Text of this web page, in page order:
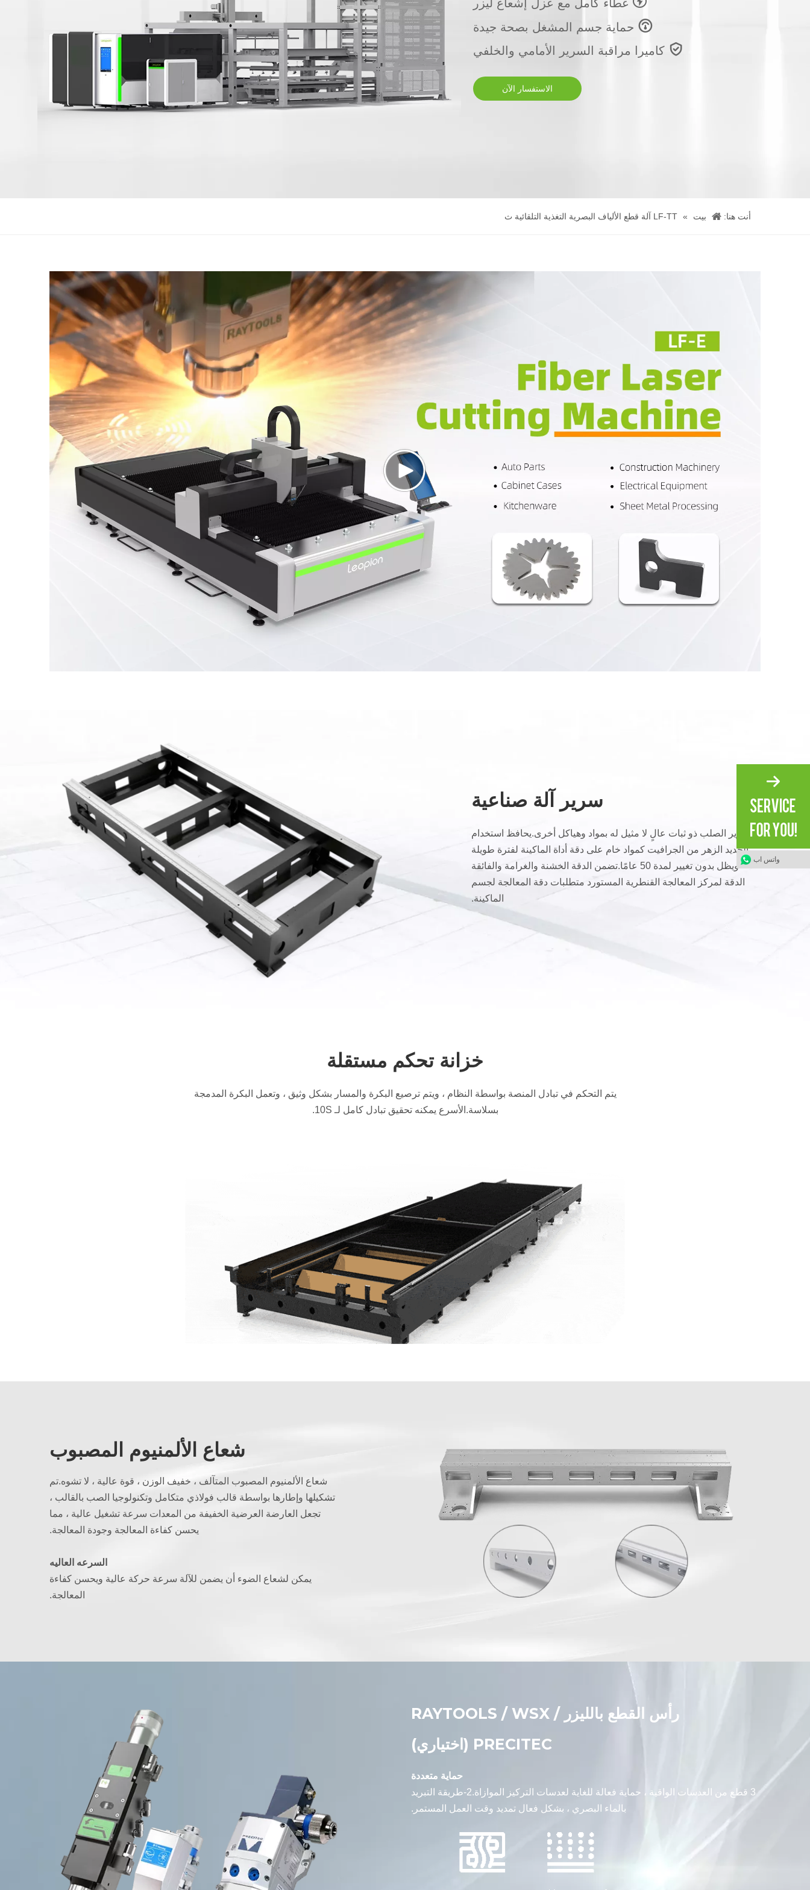
غطاء كامل مع عزل إشعاع ليزر
 حماية جسم المشغل بصحة جيدة
 كاميرا مراقبة السرير الأمامي والخلفي
الاستفسار الآن
أنت هنا: بيت » LF-TT آلة قطع الألياف البصرية التغذية التلقائية ث
سرير آلة صناعية
السرير الصلب ذو ثبات عالٍ لا مثيل له بمواد وهياكل أخرى.يحافظ استخدام
الحديد الزهر من الجرافيت كمواد خام على دقة أداة الماكينة لفترة طويلة
ويظل بدون تغيير لمدة 50 عامًا.تضمن الدقة الخشنة والغرامة والفائقة
الدقة لمركز المعالجة القنطرية المستورد متطلبات دقة المعالجة لجسم
الماكينة.
خزانة تحكم مستقلة
يتم التحكم في تبادل المنصة بواسطة النظام ، ويتم ترصيع البكرة والمسار بشكل وثيق ، وتعمل البكرة المدمجة
بسلاسة.الأسرع يمكنه تحقيق تبادل كامل لـ 10S.
شعاع الألمنيوم المصبوب
شعاع الألمنيوم المصبوب المتآلف ، خفيف الوزن ، قوة عالية ، لا تشوه.تم
تشكيلها وإطارها بواسطة قالب فولاذي متكامل وتكنولوجيا الصب بالقالب ،
تجعل العارضة العرضية الخفيفة من المعدات سرعة تشغيل عالية ، مما
يحسن كفاءة المعالجة وجودة المعالجة.
السرعه العاليه
يمكن لشعاع الضوء أن يضمن للآلة سرعة حركة عالية ويحسن كفاءة
المعالجة.
رأس القطع بالليزر RAYTOOLS / WSX /
PRECITEC (اختياري)
حماية متعددة
3 قطع من العدسات الواقية ، حماية فعالة للغاية لعدسات التركيز الموازاة.2-طريقة التبريد
بالماء البصري ، بشكل فعال تمديد وقت العمل المستمر.
واتس اب